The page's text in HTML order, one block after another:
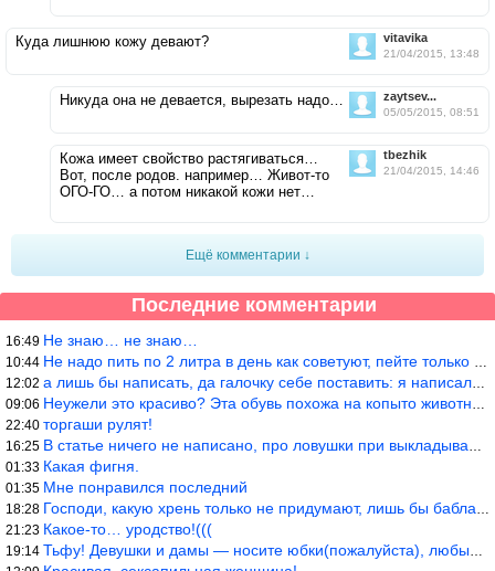
vitavika
21/04/2015, 13:48
Куда лишнюю кожу девают?
zaytsev...
05/05/2015, 08:51
Никуда она не девается, вырезать надо…
tbezhik
21/04/2015, 14:46
Кожа имеет свойство растягиваться…
Вот, после родов. например… Живот-то
ОГО-ГО… а потом никакой кожи нет…
Ещё комментарии ↓
Последние комментарии
16:49 Не знаю… не знаю…
10:44 Не надо пить по 2 литра в день как советуют, пейте только когда
12:02 а лишь бы написать, да галочку себе поставить: я написала статью
09:06 Неужели это красиво? Эта обувь похожа на копыто животного, не хв
22:40 торгаши рулят!
16:25 В статье ничего не написано, про ловушки при выкладывании товара
01:33 Какая фигня.
01:35 Мне понравился последний
18:28 Господи, какую хрень только не придумают, лишь бы бабла срубить!
21:23 Какое-то… уродство!(((
19:14 Тьфу! Девушки и дамы — носите юбки(пожалуйста), любые штаны на ж